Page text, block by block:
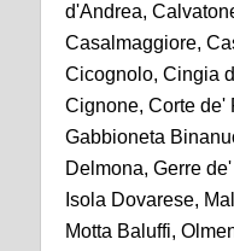
d'Andrea,
Casalmaggiore,
Cicognolo, Cingia
Cignone, Corte de'
Gabbioneta
Delmona, Gerre
Isola Dovarese,
Motta Baluffi,